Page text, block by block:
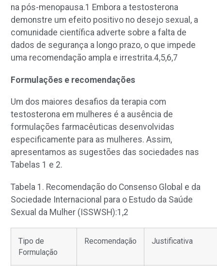
na pós-menopausa.1 Embora a testosterona
demonstre um efeito positivo no desejo sexual, a
comunidade científica adverte sobre a falta de
dados de segurança a longo prazo, o que impede
uma recomendação ampla e irrestrita.4,5,6,7
Formulações e recomendações
Um dos maiores desafios da terapia com
testosterona em mulheres é a ausência de
formulações farmacêuticas desenvolvidas
especificamente para as mulheres. Assim,
apresentamos as sugestões das sociedades nas
Tabelas 1 e 2.
Tabela 1. Recomendação do Consenso Global e da
Sociedade Internacional para o Estudo da Saúde
Sexual da Mulher (ISSWSH):1,2
Tipo de
Formulação
Recomendação Justificativa